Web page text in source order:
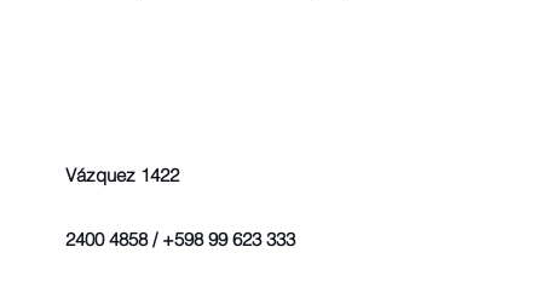
Vázquez 1422
2400 4858 / +598 99 623 333